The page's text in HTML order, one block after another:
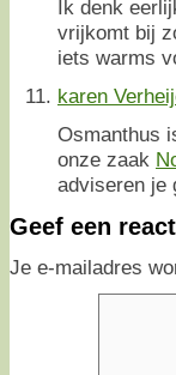
Ik denk
vrijkomt bij
iets warms
karen
Osmanthus
onze zaak
adviseren je
Geef een
Je e-mailadres